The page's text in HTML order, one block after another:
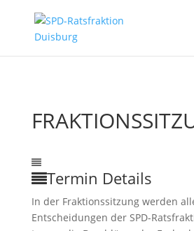
Termin Details
In der Fraktionssitzung werden
Entscheidungen der SPD-